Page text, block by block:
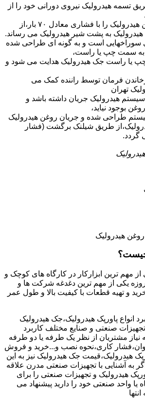
تسمه هیدرولیک نیروی دورانی خود را از
۲-پمپ هیدرولیک،روغن هیدرولیک را با فشاری معادل ۷۰ بار،از
به پشت شیر هیدرولیک می رساند.
سوراخهایی است و به گونه ای طراحی شده
به سمت چپ یا راست،
یا راست جک هیدرولیک هدایت می شود و
فرمان توسط راننده کمک می
تهران
سیستم هیدرولیک جریان داشته باشد و
بوجود نیاید،
طراحی شده و جریان روغن هیدرولیک
طریق شیلنک برگشت (فشار
گردد.
روغن هیدرولیک
چیست؟
از مهم ترین ابزارکار در کارگاه های کوچک و
یکی از مهم ترین دغدغه شرکت ها و
و تهیه قطعات با کیفیت بالا و طول عمر
انواع پاورپک هیدرولیک،جک هیدرولیک
صنعتی و صنایع مختلف کاربرد
به نیاز مشتریان از نظر یک طرفه یا دو طرفه
کاری،نحوه نصب و...خرید و فروش
هیدرولیک،قیمت جک هیدرولیک نیز به این
به آشنایی با تجهیزات صنعتی مدرن علاقه
هیدرولیک و تجهیزات صنعتی را برای
واحد صنعتی خود را دارید پیشنهاد می